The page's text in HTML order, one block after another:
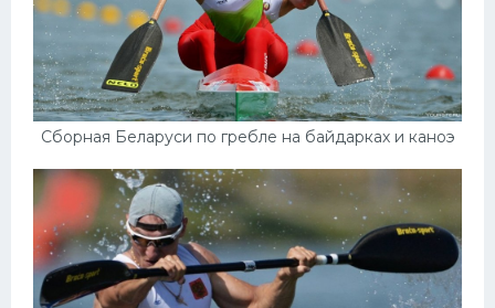
Сборная Беларуси по гребле на байдарках и каноэ